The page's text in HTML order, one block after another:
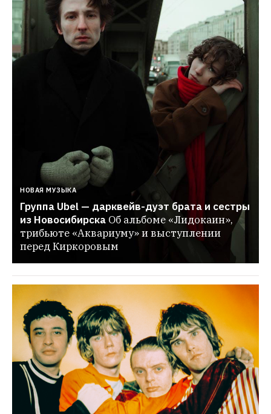
НОВАЯ МУЗЫКА
Группа Ubel — дарквейв-дуэт брата и сестры
из Новосибирска Об альбоме «Лидокаин»,
трибьюте «Аквариуму» и выступлении
перед Киркоровым